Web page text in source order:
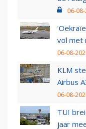
06-
vol met
06-08-
KLM
Airbus
06-08-
TUI
jaar